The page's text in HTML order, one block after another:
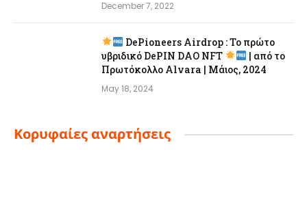
December 7, 2022
DePioneers Airdrop : Το πρώτο
υβριδικό DePIN DAO NFT
| από το
Πρωτόκολλο Alvara | Μάιος, 2024
May 18, 2024
Κορυφαίες αναρτήσεις